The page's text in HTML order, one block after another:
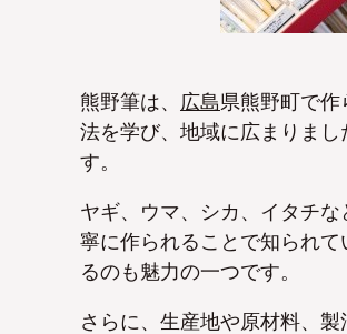
熊野筆は、 広島県熊野町で
法を学び、地域に広まりま
す。
ヤギ、ウマ、シカ、イタチ
寧に作られることで知られ
るのも魅力の一つです。
さらに、生産地や原材料、